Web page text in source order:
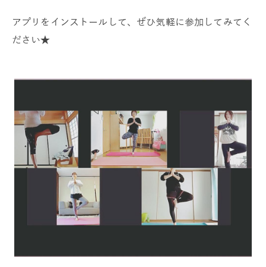
アプリをインストールして、ぜひ気軽に参加してみてく
ださい★